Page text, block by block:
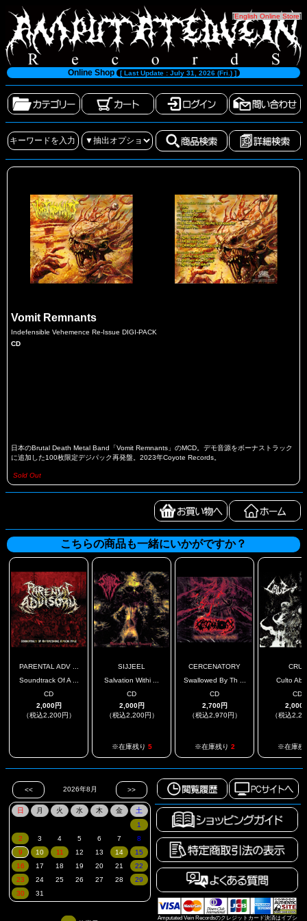
[English Online Store]
Online Shop [ Last Update : July 31, 2026 (Fri.) ]
Vomit Remnants
Indefensible Vehemence Re-Issue DIGI-PACK
CD
日本のBrutal Death Metal Band「Vomit Remnants」のMCD。デモ音源をボーナストラック
に追加した100枚限定デジパック再発盤。2023年Coyote Records。
Sold Out
こちらの商品も一緒にいかがですか？
PARENTAL ADV ...
Soundtrack Of A ...
CD
2,000円
（税込2,200円）
SIJJEEL
Salvation Withi ...
CD
2,000円
（税込2,200円）
※在庫残り 5
CERCENATORY
Swallowed By Th ...
CD
2,700円
（税込2,970円）
※在庫残り 2
CRUZ
Culto
CD
2,000
（税込
※在庫残
Amputated Vein Recordsのクレジットカード決済はイプシ